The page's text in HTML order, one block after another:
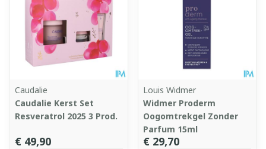
Caudalie
Caudalie Kerst Set
Resveratrol 2025 3 Prod.
€ 49,90
Louis Widmer
Widmer Proderm
Oogomtrekgel Zonder
Parfum 15ml
€ 29,70